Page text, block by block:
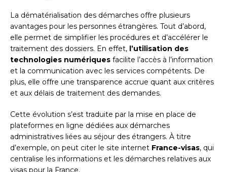
La dématérialisation des démarches offre plusieurs
avantages pour les personnes étrangères. Tout d’abord,
elle permet de simplifier les procédures et d’accélérer le
traitement des dossiers. En effet, l’utilisation des
technologies numériques facilite l’accès à l’information
et la communication avec les services compétents. De
plus, elle offre une transparence accrue quant aux critères
et aux délais de traitement des demandes.
Cette évolution s’est traduite par la mise en place de
plateformes en ligne dédiées aux démarches
administratives liées au séjour des étrangers. À titre
d’exemple, on peut citer le site internet France-visas, qui
centralise les informations et les démarches relatives aux
visas pour la France.